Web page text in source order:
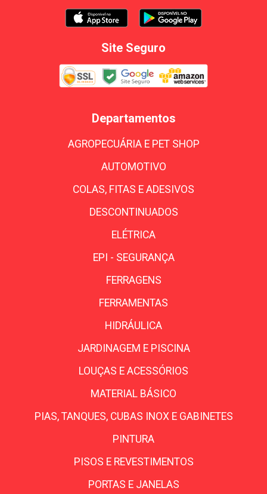
Site Seguro
Departamentos
AGROPECUÁRIA E PET SHOP
AUTOMOTIVO
COLAS, FITAS E ADESIVOS
DESCONTINUADOS
ELÉTRICA
EPI - SEGURANÇA
FERRAGENS
FERRAMENTAS
HIDRÁULICA
JARDINAGEM E PISCINA
LOUÇAS E ACESSÓRIOS
MATERIAL BÁSICO
PIAS, TANQUES, CUBAS INOX E GABINETES
PINTURA
PISOS E REVESTIMENTOS
PORTAS E JANELAS